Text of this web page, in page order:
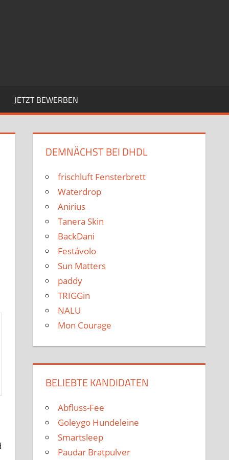
JETZT BEWERBEN
DEMNÄCHST BEI DHDL
frischluft Fensterbrett
Waterdrop
Anirius
Tanera Skin
BackDani
Festávolo
Sun Matters
paddy
TRIGGin
NALU
Mon Courage
BELIEBTE KANDIDATEN
Abfluss-Fee
Goleygo Hundeleine
Smartsleep
Paudar Bratpulver